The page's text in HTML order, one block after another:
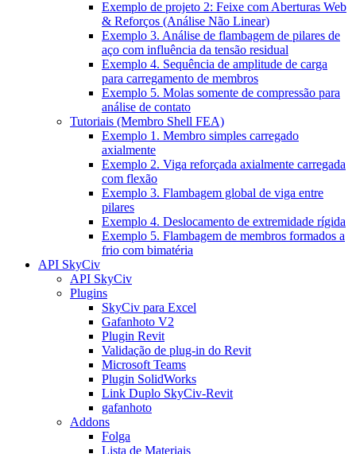
Exemplo de projeto 2: Feixe com Aberturas Web
& Reforços (Análise Não Linear)
Exemplo 3. Análise de flambagem de pilares de
aço com influência da tensão residual
Exemplo 4. Sequência de amplitude de carga
para carregamento de membros
Exemplo 5. Molas somente de compressão para
análise de contato
Tutoriais (Membro Shell FEA)
Exemplo 1. Membro simples carregado
axialmente
Exemplo 2. Viga reforçada axialmente carregada
com flexão
Exemplo 3. Flambagem global de viga entre
pilares
Exemplo 4. Deslocamento de extremidade rígida
Exemplo 5. Flambagem de membros formados a
frio com bimatéria
API SkyCiv
API SkyCiv
Plugins
SkyCiv para Excel
Gafanhoto V2
Plugin Revit
Validação de plug-in do Revit
Microsoft Teams
Plugin SolidWorks
Link Duplo SkyCiv-Revit
gafanhoto
Addons
Folga
Lista de Materiais